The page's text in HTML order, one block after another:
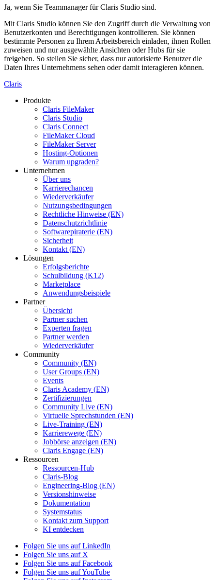
Ja, wenn Sie Teammanager für Claris Studio sind.
Mit Claris Studio können Sie den Zugriff durch die Verwaltung von
Benutzerkonten und Berechtigungen kontrollieren. Sie können
bestimmte Personen zu Ihrem Arbeitsbereich einladen, ihnen Rollen
zuweisen und nur ausgewählte Ansichten oder Hubs für sie
freigeben. So stellen Sie sicher, dass nur autorisierte Benutzer die
Daten Ihres Unternehmens sehen oder damit interagieren können.
Claris
Produkte
Claris FileMaker
Claris Studio
Claris Connect
FileMaker Cloud
FileMaker Server
Hosting-Optionen
Warum upgraden?
Unternehmen
Über uns
Karrierechancen
Wiederverkäufer
Nutzungsbedingungen
Rechtliche Hinweise (EN)
Datenschutzrichtlinie
Softwarepiraterie (EN)
Sicherheit
Kontakt (EN)
Lösungen
Erfolgsberichte
Schulbildung (K12)
Marketplace
Anwendungsbeispiele
Partner
Übersicht
Partner suchen
Experten fragen
Partner werden
Wiederverkäufer
Community
Community (EN)
User Groups (EN)
Events
Claris Academy (EN)
Zertifizierungen
Community Live (EN)
Virtuelle Sprechstunden (EN)
Live-Training (EN)
Karrierewege (EN)
Jobbörse anzeigen (EN)
Claris Engage (EN)
Ressourcen
Ressourcen-Hub
Claris-Blog
Engineering-Blog (EN)
Versionshinweise
Dokumentation
Systemstatus
Kontakt zum Support
KI entdecken
Folgen Sie uns auf LinkedIn
Folgen Sie uns auf X
Folgen Sie uns auf Facebook
Folgen Sie uns auf YouTube